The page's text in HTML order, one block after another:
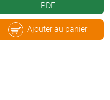
PDF
Ajouter au panier